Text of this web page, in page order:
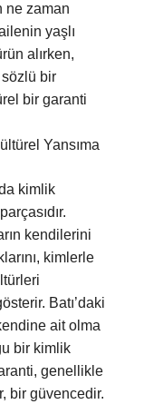
ne zaman
yaşlı
alırken,
bir
bir garanti
Yansıma
kimlik
kendilerini
kimlerle
Batı’daki
ait olma
bir kimlik
genellikle
bir güvencedir.